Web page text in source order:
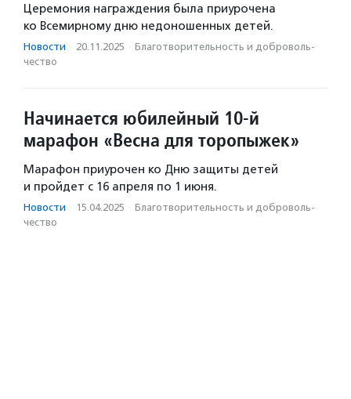
Церемония награждения была приурочена
ко Всемирному дню недоношенных детей.
Новости · 20.11.2025 · Благотвори­тель­ность и доброволь­
чест­во
Начинается юбилейный 10-й
марафон «Весна для торопыжек»
Марафон приурочен ко Дню защиты детей
и пройдет с 16 апреля по 1 июня.
Новости · 15.04.2025 · Благотвори­тель­ность и доброволь­
чест­во